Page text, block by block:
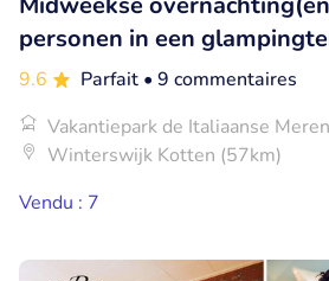
personen in een
9.6 Parfait • 9 commentaires
Vakantiepark de Italiaanse Meren
Winterswijk Kotten (57km)
Vendu : 7